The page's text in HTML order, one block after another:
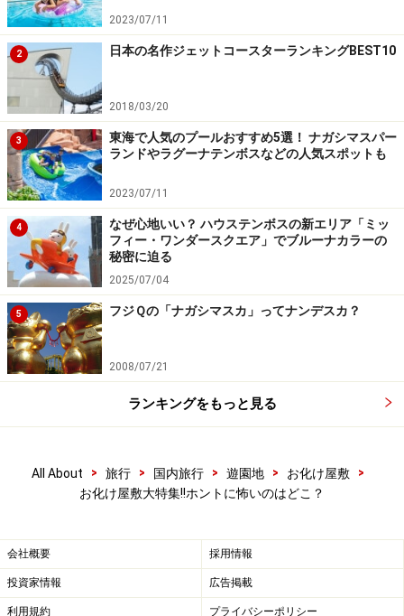
2023/07/11
2 日本の名作ジェットコースターランキングBEST10
2018/03/20
3
東海で人気のプールおすすめ5選！ ナガシマスパー
ランドやラグーナテンボスなどの人気スポットも
2023/07/11
4
なぜ心地いい？ ハウステンボスの新エリア「ミッ
フィー・ワンダースクエア」でブルーナカラーの
秘密に迫る
2025/07/04
5 フジＱの「ナガシマスカ」ってナンデスカ？
2008/07/21
ランキングをもっと見る
All About > 旅行 > 国内旅行 > 遊園地 > お化け屋敷
>
お化け屋敷大特集!!ホントに怖いのはどこ？
会社概要 採用情報
投資家情報 広告掲載
利用規約 プライバシーポリシー